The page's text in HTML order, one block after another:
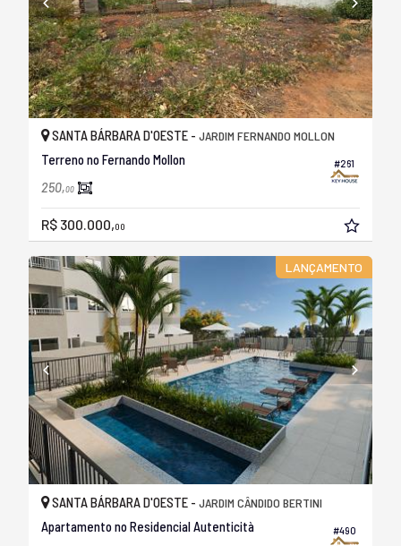
#261
SANTA BÁRBARA D'OESTE - JARDIM FERNANDO MOLLON
Terreno no Fernando Mollon
250,00
R$ 300.000,00
LANÇAMENTO
#490
SANTA BÁRBARA D'OESTE - JARDIM CÂNDIDO BERTINI
Apartamento no Residencial Autenticità